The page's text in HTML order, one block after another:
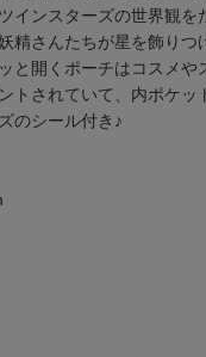
インスターズの世界観
精さんたちが星を飾りつ
と開くポーチはコスメ
トされていて、内ポケ
のシール付き♪